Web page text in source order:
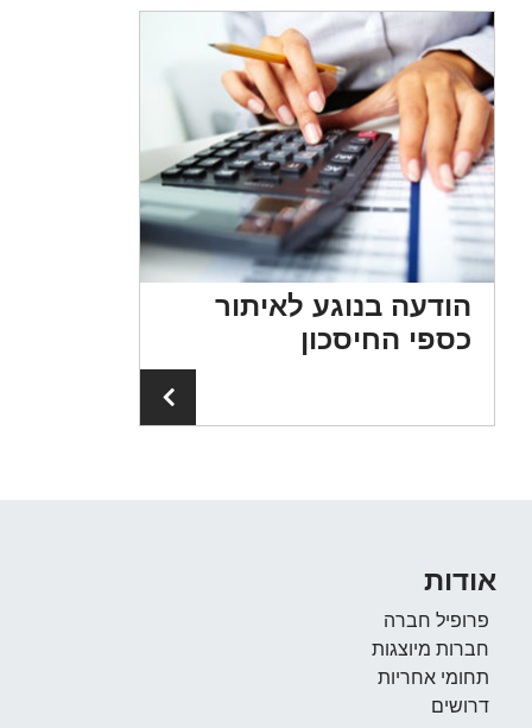
הודעה בנוגע לאיתור
כספי החיסכון
חברה
מיוצגות
אחריות